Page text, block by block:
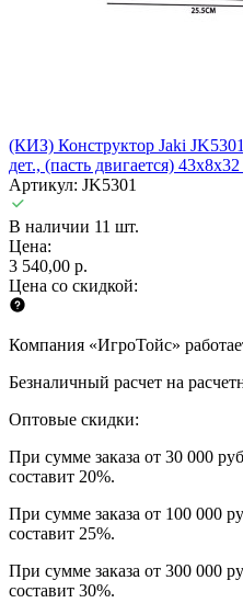
(КИЗ) Конструктор Jaki
дет., (пасть двигается)
Артикул: JK5301
В наличии 11 шт.
Цена:
3 540,00 р.
Цена со скидкой:
Компания «ИгроТойс»
Безналичный расчет на
Оптовые скидки:
При сумме заказа от 30 000
составит 20%.
При сумме заказа от 100 000
составит 25%.
При сумме заказа от 300 000
составит 30%.